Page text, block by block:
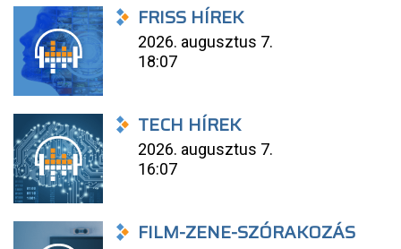
FRISS HÍREK
2026. augusztus 7.
18:07
TECH HÍREK
2026. augusztus 7.
16:07
FILM-ZENE-SZÓRAKOZÁS